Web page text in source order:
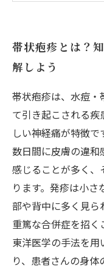
具体的な効果
帯状疱疹を乗
道しるべ
鍼灸接骨院で
常で気をつけ
専門家が語る
に知っておく
帯状疱疹とは？
解しよう
帯状疱疹は、水痘・
て引き起こされる
しい神経痛が特徴
数日間に皮膚の違和
感じることが多く、
ります。発疹は小
部や背中に多く見ら
重篤な合併症を招く
東洋医学の手法を
り、患者さんの身